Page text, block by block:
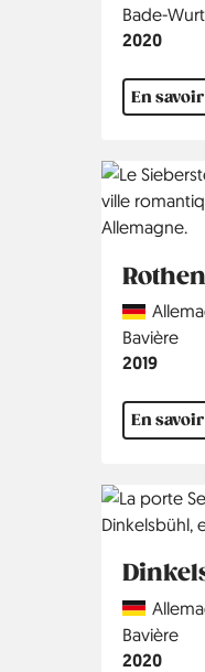
Région
Bade-
Année
2020
En
Country
Région
Bavière
Année
2019
En
Country
Région
Bavière
Année
2020